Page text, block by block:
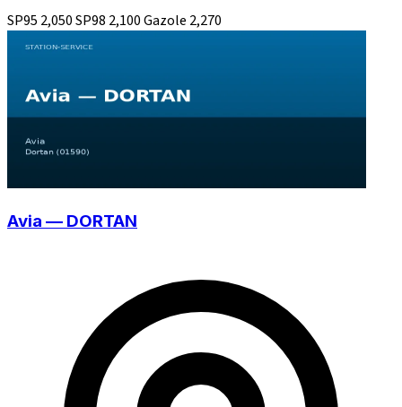
SP95 2,050SP98 2,100Gazole 2,270
Avia — DORTAN